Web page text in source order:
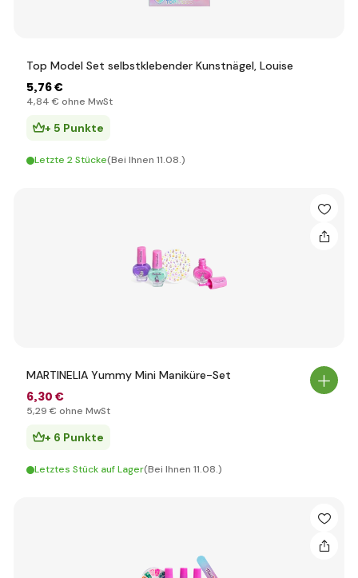
Top Model Set selbstklebender Kunstnägel, Louise
5,76 €
4,84 € ohne MwSt
+ 5 Punkte
Letzte 2 Stücke(Bei Ihnen 11.08.)
MARTINELIA Yummy Mini Maniküre-Set
6,30 €
5,29 € ohne MwSt
+ 6 Punkte
Letztes Stück auf Lager(Bei Ihnen 11.08.)